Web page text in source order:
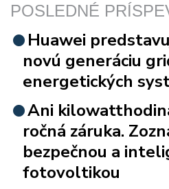
POSLEDNÉ
Huawei
novú generáciu
energetických
Ani
ročná záruka.
bezpečnou a
fotovoltikou